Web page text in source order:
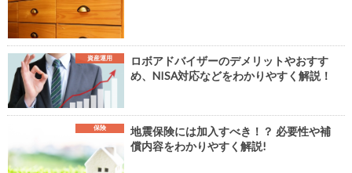
資産運用
ロボアドバイザーのデメリットやおすす
め、NISA対応などをわかりやすく解説！
保険
地震保険には加入すべき！？ 必要性や補
償内容をわかりやすく解説!